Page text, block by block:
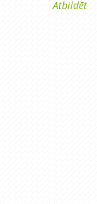
Atbildēt